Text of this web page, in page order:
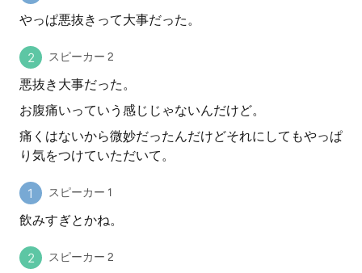
やっぱ悪抜きって大事だった。
スピーカー 2
悪抜き大事だった。
お腹痛いっていう感じじゃないんだけど。
痛くはないから微妙だったんだけどそれにしてもやっぱ
り気をつけていただいて。
スピーカー 1
飲みすぎとかね。
スピーカー 2